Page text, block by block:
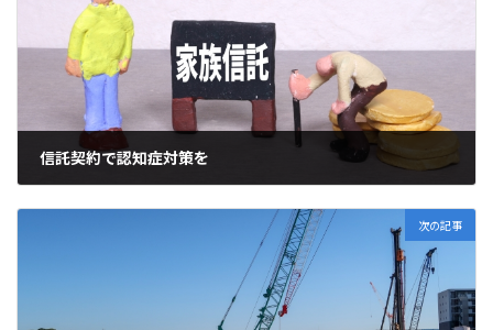
信託契約で認知症対策を
次の記事